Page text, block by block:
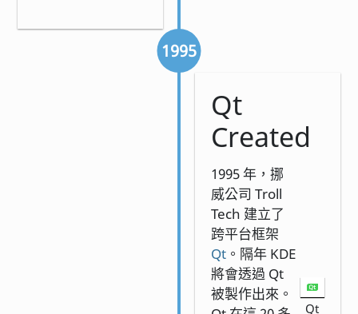
1995
Qt
Created
1995 年，挪
威公司 Troll
Tech 建立了
跨平台框架
Qt 。隔年 KDE
將會透過 Qt
被製作出來。
Qt